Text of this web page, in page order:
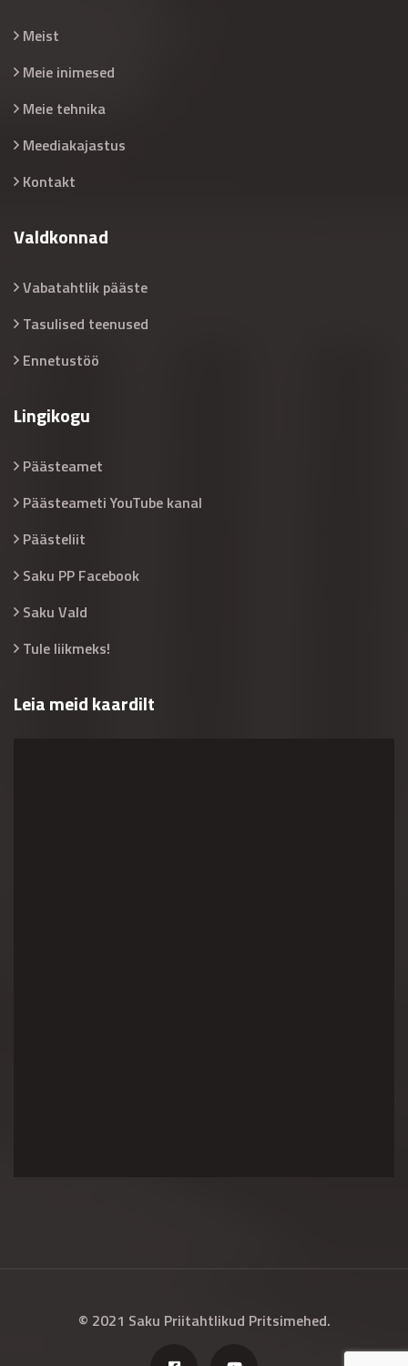
Meist
Meie inimesed
Meie tehnika
Meediakajastus
Kontakt
Valdkonnad
Vabatahtlik pääste
Tasulised teenused
Ennetustöö
Lingikogu
Päästeamet
Päästeameti YouTube kanal
Päästeliit
Saku PP Facebook
Saku Vald
Tule liikmeks!
Leia meid kaardilt
© 2021 Saku Priitahtlikud Pritsimehed.